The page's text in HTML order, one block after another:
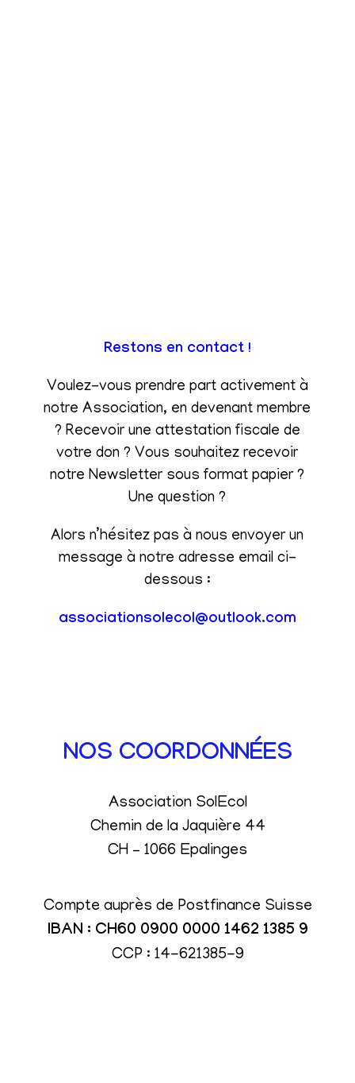
Restons en contact !
Voulez-vous prendre part activement à
notre Association, en devenant membre
? Recevoir une attestation fiscale de
votre don ? Vous souhaitez recevoir
notre Newsletter sous format papier ?
Une question ?
Alors n’hésitez pas à nous envoyer un
message à notre adresse email ci-
dessous :
associationsolecol@outlook.com
NOS COORDONNÉES
Association SolEcol
Chemin de la Jaquière 44
CH – 1066 Epalinges
Compte auprès de Postfinance Suisse
IBAN : CH60 0900 0000 1462 1385 9
CCP : 14-621385-9